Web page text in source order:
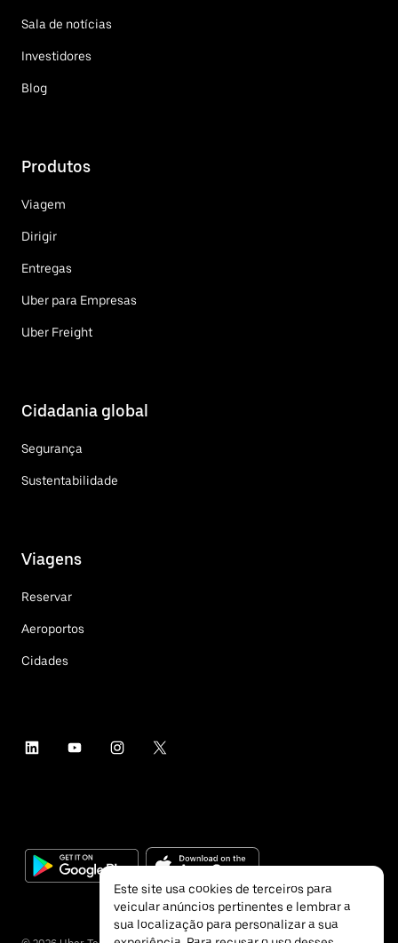
Sala de notícias
Investidores
Blog
Produtos
Viagem
Dirigir
Entregas
Uber para Empresas
Uber Freight
Cidadania global
Segurança
Sustentabilidade
Viagens
Reservar
Aeroportos
Cidades
Este site usa cookies de terceiros para
veicular anúncios pertinentes e lembrar a
sua localização para personalizar a sua